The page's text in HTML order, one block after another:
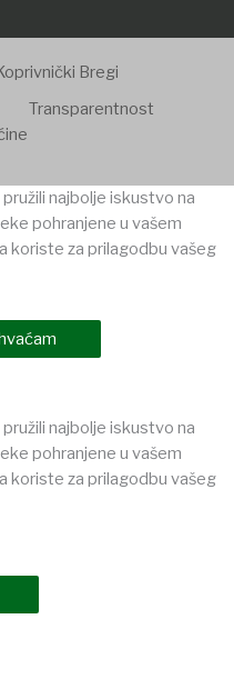
Bregi
Transparentnost
najbolje iskustvo na
pohranjene u vašem
koriste za prilagodbu vašeg
najbolje iskustvo na
pohranjene u vašem
koriste za prilagodbu vašeg